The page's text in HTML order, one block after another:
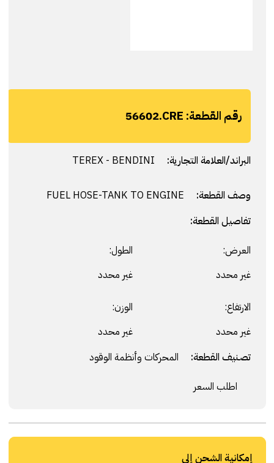
رقم القطعة: 56602.CRE
البراند/العلامة التجارية:
وصف القطعة:
تفاصيل القطعة:
العرض:
غير محدد
الطول:
غير محدد
الارتفاع:
غير محدد
الوزن:
غير محدد
تصنيف القطعة: المحركات وأنظمة الوقود
اطلب السعر
إمكانية الشحن إلى